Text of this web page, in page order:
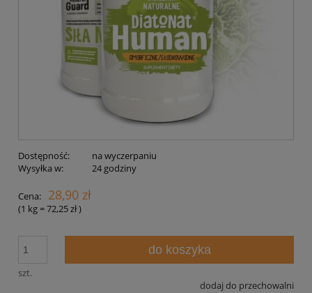
Dostępność:
na wyczerpaniu
Wysyłka w:
24 godziny
Cena: 28,90 zł
(1 kg=72,25 zł)
szt.
do koszyka
dodaj do przechowalni